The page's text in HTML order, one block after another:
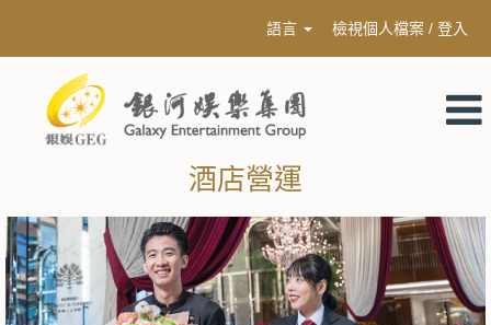
語言 檢視個人檔案 / 登入
酒店營運